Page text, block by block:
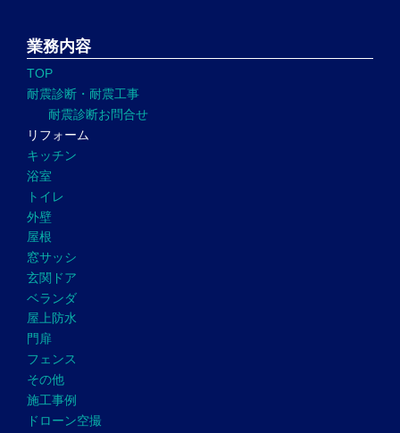
業務内容
TOP
耐震診断・耐震工事
耐震診断お問合せ
リフォーム
キッチン
浴室
トイレ
外壁
屋根
窓サッシ
玄関ドア
ベランダ
屋上防水
門扉
フェンス
その他
施工事例
ドローン空撮